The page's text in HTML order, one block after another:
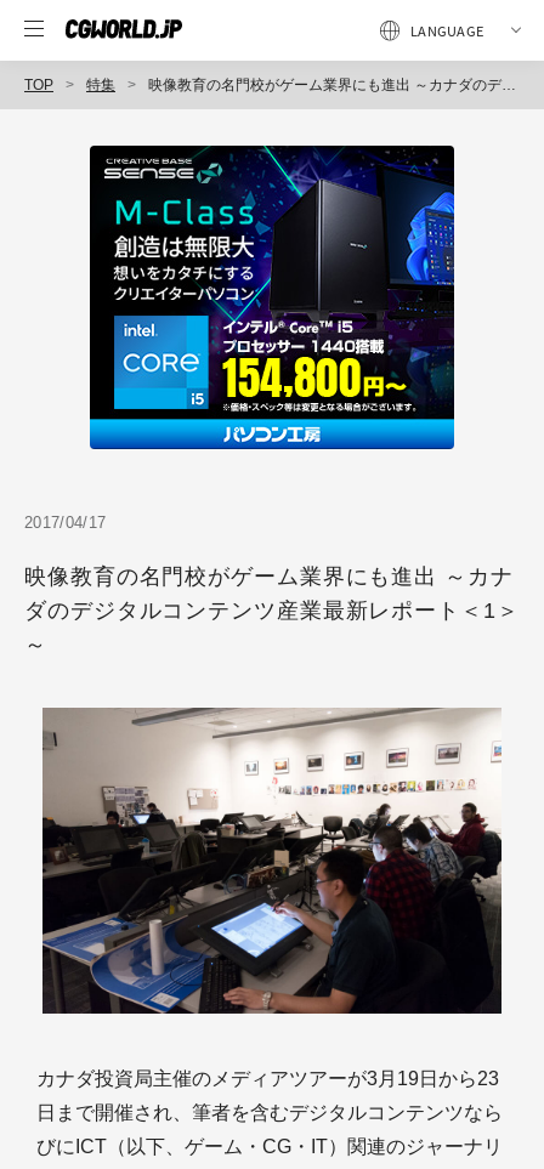
TOP 特集 映像教育の名門校がゲーム業界にも進出 ～カナダのデジタルコンテンツ産業最新レポート＜1＞～
2017/04/17
映像教育の名門校がゲーム業界にも進出 ～カナ
ダのデジタルコンテンツ産業最新レポート＜1＞
～
カナダ投資局主催のメディアツアーが3月19日から23
日まで開催され、筆者を含むデジタルコンテンツなら
びにICT（以下、ゲーム・CG・IT）関連のジャーナリ